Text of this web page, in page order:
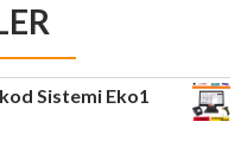
Sistemi Eko1